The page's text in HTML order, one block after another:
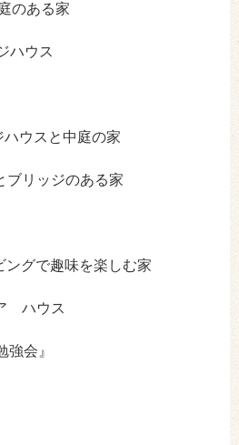
のある家
ハウス
ウスと中庭の家
ブリッジのある家
グで趣味を楽しむ家
ハウス
強会』